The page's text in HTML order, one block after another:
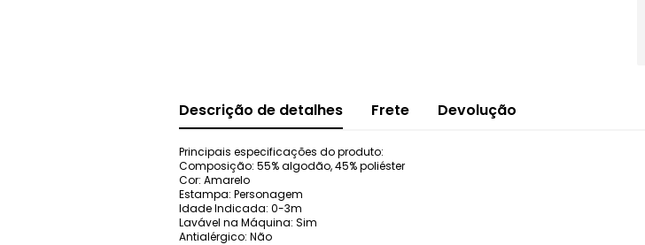
Descrição de detalhes Frete Devolução
Principais especificações do produto:
Composição: 55% algodão, 45% poliéster
Cor: Amarelo
Estampa: Personagem
Idade Indicada: 0-3m
Lavável na Máquina: Sim
Antialérgico: Não